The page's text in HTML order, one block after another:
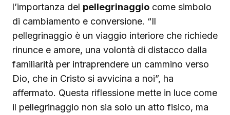
l’importanza del pellegrinaggio come simbolo
di cambiamento e conversione. “Il
pellegrinaggio è un viaggio interiore che richiede
rinunce e amore, una volontà di distacco dalla
familiarità per intraprendere un cammino verso
Dio, che in Cristo si avvicina a noi”, ha
affermato. Questa riflessione mette in luce come
il pellegrinaggio non sia solo un atto fisico, ma